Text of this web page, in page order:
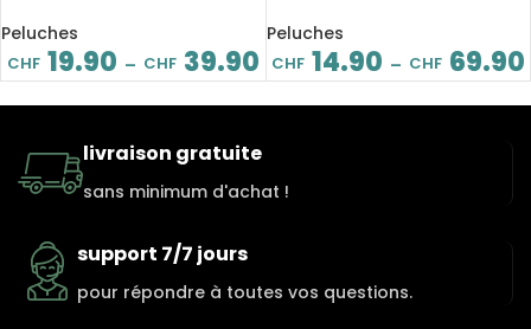
Peluches
CHF 19.90 – CHF 39.90
cm
Peluches
CHF 14.90 – CHF 69.90
livraison gratuite
sans minimum d'achat !
support 7/7 jours
pour répondre à toutes vos questions.